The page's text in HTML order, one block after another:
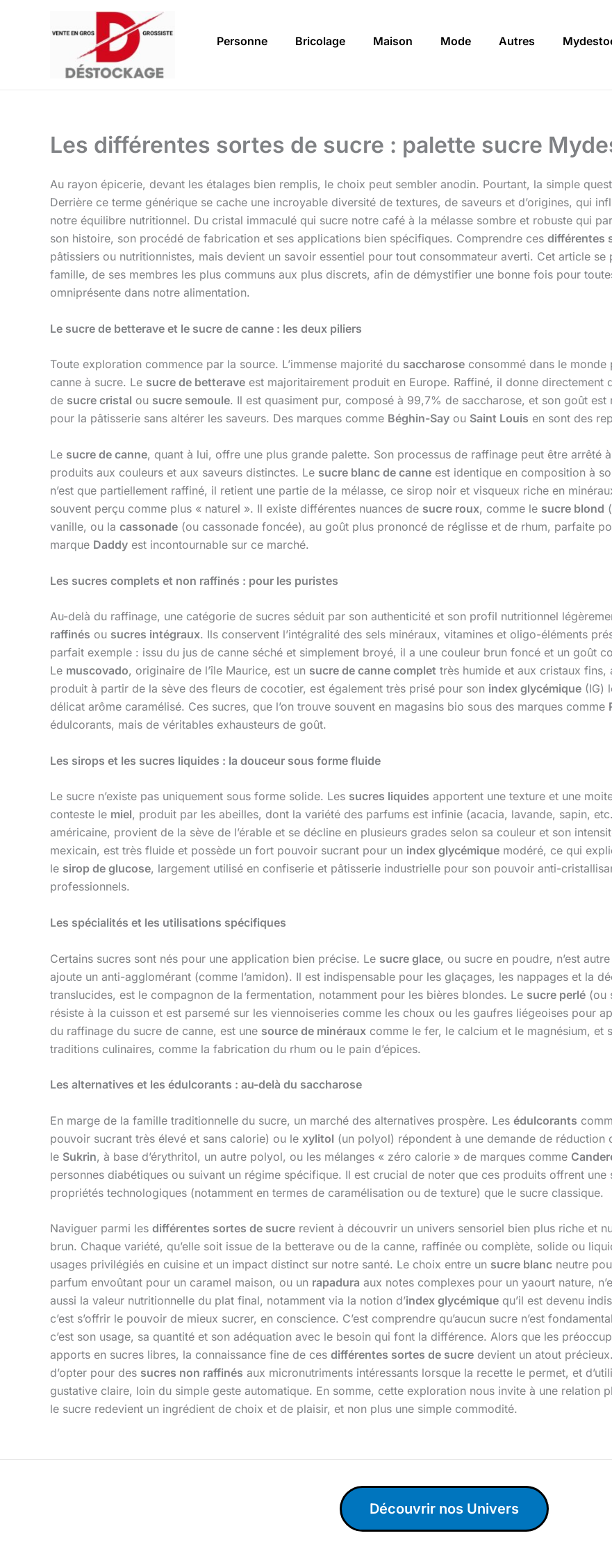
Personne Bricolage Maison Mode Autres
Les différentes sortes de sucre : palette sucre
Au rayon épicerie, devant les étalages bien remplis, le choix peut sembler anodin. Pourtant, la simple
Derrière ce terme générique se cache une incroyable diversité de textures, de saveurs et d’origines, qui
notre équilibre nutritionnel. Du cristal immaculé qui sucre notre café à la mélasse sombre et robuste qui
son histoire, son procédé de fabrication et ses applications bien spécifiques. Comprendre ces différentes
pâtissiers ou nutritionnistes, mais devient un savoir essentiel pour tout consommateur averti. Cet article
famille, de ses membres les plus communs aux plus discrets, afin de démystifier une bonne fois pour
omniprésente dans notre alimentation.
Le sucre de betterave et le sucre de canne : les deux piliers
Toute exploration commence par la source. L’immense majorité du saccharose consommé dans le
canne à sucre. Le sucre de betterave est majoritairement produit en Europe. Raffiné, il donne directement
de sucre cristal ou sucre semoule. Il est quasiment pur, composé à 99,7% de saccharose, et son goût
pour la pâtisserie sans altérer les saveurs. Des marques comme Béghin-Say ou Saint Louis en sont des
Le sucre de canne, quant à lui, offre une plus grande palette. Son processus de raffinage peut être arrêté
produits aux couleurs et aux saveurs distinctes. Le sucre blanc de canne est identique en composition à
n’est que partiellement raffiné, il retient une partie de la mélasse, ce sirop noir et visqueux riche en
souvent perçu comme plus « naturel ». Il existe différentes nuances de sucre roux, comme le sucre blond
vanille, ou la cassonade (ou cassonade foncée), au goût plus prononcé de réglisse et de rhum, parfaite
marque Daddy est incontournable sur ce marché.
Les sucres complets et non raffinés : pour les puristes
Au-delà du raffinage, une catégorie de sucres séduit par son authenticité et son profil nutritionnel
raffinés ou sucres intégraux. Ils conservent l’intégralité des sels minéraux, vitamines et oligo-éléments
parfait exemple : issu du jus de canne séché et simplement broyé, il a une couleur brun foncé et un goût
Le muscovado, originaire de l’île Maurice, est un sucre de canne complet très humide et aux cristaux
produit à partir de la sève des fleurs de cocotier, est également très prisé pour son index glycémique (IG)
délicat arôme caramélisé. Ces sucres, que l’on trouve souvent en magasins bio sous des marques comme
édulcorants, mais de véritables exhausteurs de goût.
Les sirops et les sucres liquides : la douceur sous forme fluide
Le sucre n’existe pas uniquement sous forme solide. Les sucres liquides apportent une texture et une
conteste le miel, produit par les abeilles, dont la variété des parfums est infinie (acacia, lavande, sapin,
américaine, provient de la sève de l’érable et se décline en plusieurs grades selon sa couleur et son
mexicain, est très fluide et possède un fort pouvoir sucrant pour un index glycémique modéré, ce qui
le sirop de glucose, largement utilisé en confiserie et pâtisserie industrielle pour son pouvoir anti-
professionnels.
Les spécialités et les utilisations spécifiques
Certains sucres sont nés pour une application bien précise. Le sucre glace, ou sucre en poudre, n’est
ajoute un anti-agglomérant (comme l’amidon). Il est indispensable pour les glaçages, les nappages et la
translucides, est le compagnon de la fermentation, notamment pour les bières blondes. Le sucre perlé (ou
résiste à la cuisson et est parsemé sur les viennoiseries comme les choux ou les gaufres liégeoises pour
du raffinage du sucre de canne, est une source de minéraux comme le fer, le calcium et le magnésium, et
traditions culinaires, comme la fabrication du rhum ou le pain d’épices.
Les alternatives et les édulcorants : au-delà du saccharose
En marge de la famille traditionnelle du sucre, un marché des alternatives prospère. Les édulcorants
pouvoir sucrant très élevé et sans calorie) ou le xylitol (un polyol) répondent à une demande de
le Sukrin, à base d’érythritol, un autre polyol, ou les mélanges « zéro calorie » de marques comme
personnes diabétiques ou suivant un régime spécifique. Il est crucial de noter que ces produits offrent une
propriétés technologiques (notamment en termes de caramélisation ou de texture) que le sucre classique.
Naviguer parmi les différentes sortes de sucre revient à découvrir un univers sensoriel bien plus riche et
brun. Chaque variété, qu’elle soit issue de la betterave ou de la canne, raffinée ou complète, solide ou
usages privilégiés en cuisine et un impact distinct sur notre santé. Le choix entre un sucre blanc neutre
parfum envoûtant pour un caramel maison, ou un rapadura aux notes complexes pour un yaourt nature,
aussi la valeur nutritionnelle du plat final, notamment via la notion d’index glycémique qu’il est devenu
c’est s’offrir le pouvoir de mieux sucrer, en conscience. C’est comprendre qu’aucun sucre n’est
c’est son usage, sa quantité et son adéquation avec le besoin qui font la différence. Alors que les
apports en sucres libres, la connaissance fine de ces différentes sortes de sucre devient un atout
d’opter pour des sucres non raffinés aux micronutriments intéressants lorsque la recette le permet, et
gustative claire, loin du simple geste automatique. En somme, cette exploration nous invite à une relation
le sucre redevient un ingrédient de choix et de plaisir, et non plus une simple commodité.
Découvrir nos Univers